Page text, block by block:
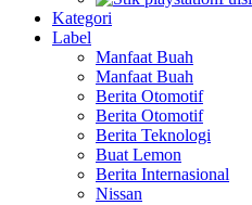
Kategori
Label
Manfaat Buah
Manfaat Buah
Berita Otomotif
Berita Otomotif
Berita Teknologi
Buat Lemon
Berita Internasional
Nissan